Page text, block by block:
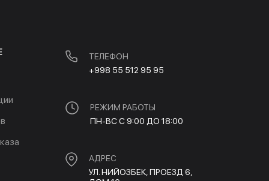
ТЕЛЕФОН
+998 55 512 95 95
РЕЖИМ РАБОТЫ
ПН-ВС С 9:00 ДО 18:00
АДРЕС
УЛ. НИЙОЗБЕК, ПРОЕЗД 6,